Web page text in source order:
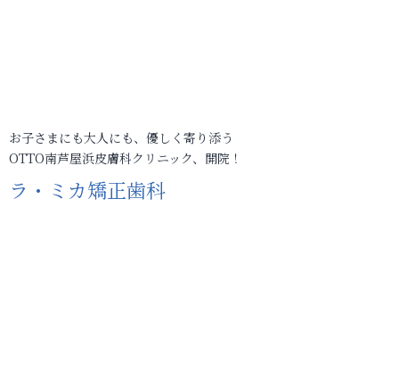
お子さまにも大人にも、優しく寄り添う
OTTO南芦屋浜皮膚科クリニック、開院！
ラ・ミカ矯正歯科